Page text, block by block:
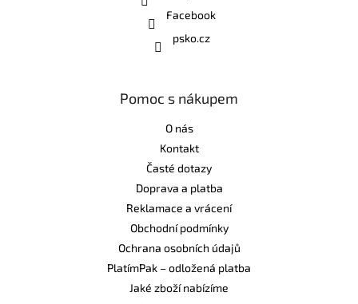
Facebook
psko.cz
Pomoc s nákupem
O nás
Kontakt
Časté dotazy
Doprava a platba
Reklamace a vrácení
Obchodní podmínky
Ochrana osobních údajů
PlatímPak – odložená platba
Jaké zboží nabízíme